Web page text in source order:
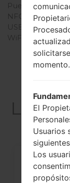
Puerto infrarrojo
NFC
USB
WiFi
momento.
El
Usuarios
Los